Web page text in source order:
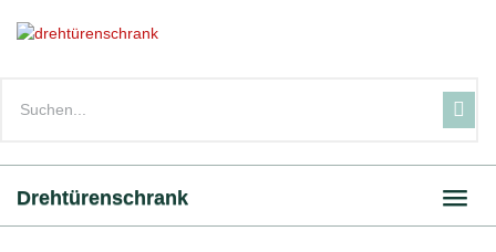
Drehtürenschrank